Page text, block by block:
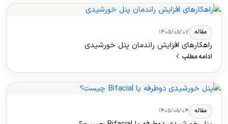
مقاله ۱۴۰۵/۰۵/۰۷
راهکارهای افزایش راندمان پنل خورشیدی
ادامه مطلب
مقاله ۱۴۰۵/۰۵/۰۴